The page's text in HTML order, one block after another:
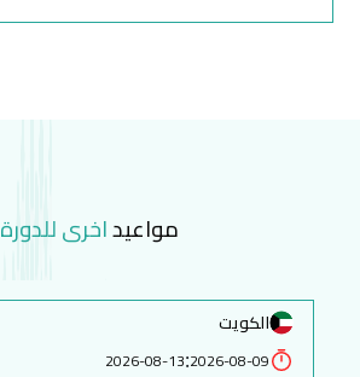
مواعيداخرى للدورة
الكويت
2026-08-09
:
2026-08-13